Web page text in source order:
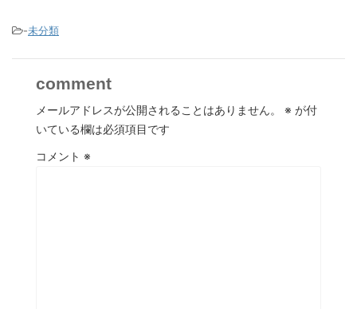
-未分類
comment
メールアドレスが公開されることはありません。 ※ が付
いている欄は必須項目です
コメント ※